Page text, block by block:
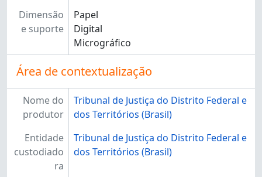
Dimensão
e suporte
Papel
Digital
Micrográfico
Área de contextualização
Nome do
produtor
Tribunal de Justiça do Distrito Federal e
dos Territórios (Brasil)
Entidade
custodiado
ra
Tribunal de Justiça do Distrito Federal e
dos Territórios (Brasil)